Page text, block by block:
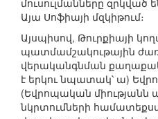
մուսուլմանները զրկված
Այա Սոֆիայի մզկիթում։
Այսպիսով, Թուրքիայի
պատմամշակութային
վերականգնման
է երկու նպատակ՝ ա)
(Եվրոպական միությանն
նկրտումների